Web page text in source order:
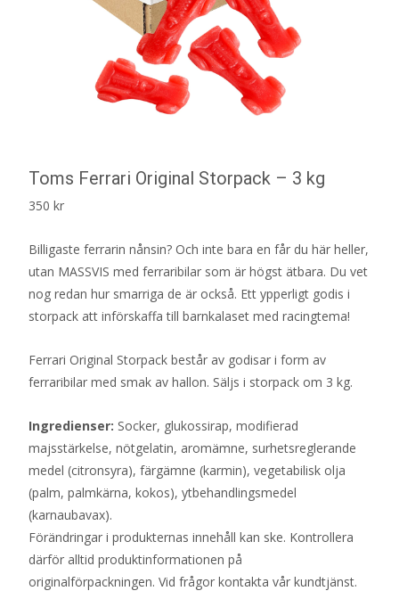
Toms Ferrari Original Storpack – 3 kg
350 kr
Billigaste ferrarin nånsin? Och inte bara en får du här heller,
utan MASSVIS med ferraribilar som är högst ätbara. Du vet
nog redan hur smarriga de är också. Ett ypperligt godis i
storpack att införskaffa till barnkalaset med racingtema!
Ferrari Original Storpack består av godisar i form av
ferraribilar med smak av hallon. Säljs i storpack om 3 kg.
Ingredienser: Socker, glukossirap, modifierad
majsstärkelse, nötgelatin, aromämne, surhetsreglerande
medel (citronsyra), färgämne (karmin), vegetabilisk olja
(palm, palmkärna, kokos), ytbehandlingsmedel
(karnaubavax).
Förändringar i produkternas innehåll kan ske. Kontrollera
därför alltid produktinformationen på
originalförpackningen. Vid frågor kontakta vår kundtjänst.